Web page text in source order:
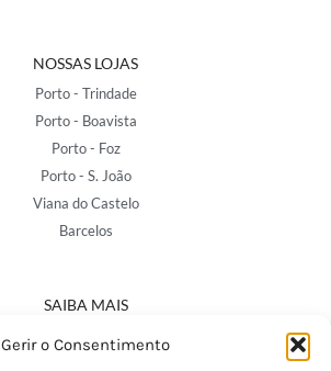
Gerir o Consentimento
NOSSAS LOJAS
Porto - Trindade
Porto - Boavista
Porto - Foz
Porto - S. João
Viana do Castelo
Barcelos
SAIBA MAIS
Política de Privacidade